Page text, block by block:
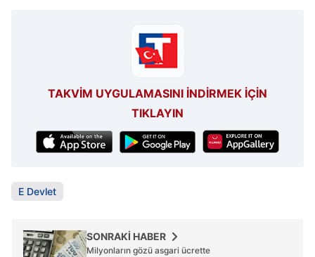
TAKVİM UYGULAMASINI İNDİRMEK İÇİN
TIKLAYIN
E Devlet
SONRAKİ HABER
Milyonların gözü asgari ücrette